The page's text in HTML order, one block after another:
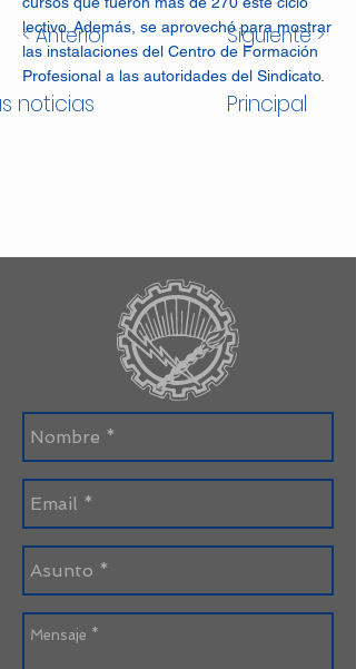
< Anterior
noticias
Siguiente >
Principal
lectivo. Además, se aprovechó para mostrar
las instalaciones del Centro de Formación
Profesional a las autoridades del Sindicato.